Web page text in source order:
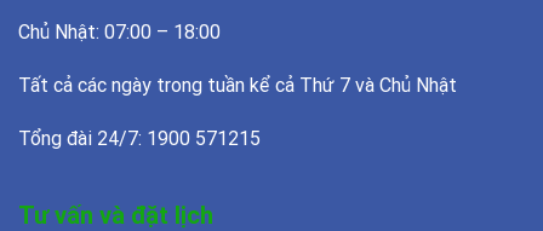
Chủ Nhật: 07:00 – 18:00
Tất cả các ngày trong tuần kể cả Thứ 7 và Chủ Nhật
Tổng đài 24/7: 1900 571215
Tư vấn và đặt lịch